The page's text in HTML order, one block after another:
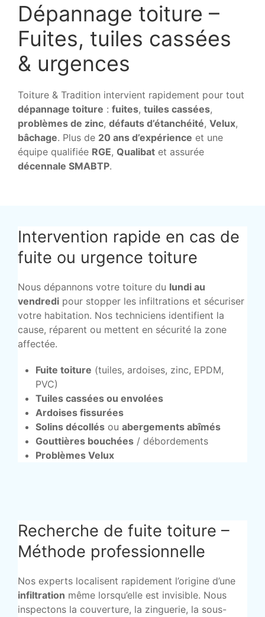
Dépannage toiture –
Fuites, tuiles cassées
& urgences
Toiture & Tradition intervient rapidement pour tout
dépannage toiture : fuites, tuiles cassées,
problèmes de zinc, défauts d’étanchéité, Velux,
bâchage. Plus de 20 ans d’expérience et une
équipe qualifiée RGE, Qualibat et assurée
décennale SMABTP.
Intervention rapide en cas de
fuite ou urgence toiture
Nous dépannons votre toiture du lundi au
vendredi pour stopper les infiltrations et sécuriser
votre habitation. Nos techniciens identifient la
cause, réparent ou mettent en sécurité la zone
affectée.
Fuite toiture (tuiles, ardoises, zinc, EPDM,
PVC)
Tuiles cassées ou envolées
Ardoises fissurées
Solins décollés ou abergements abîmés
Gouttières bouchées / débordements
Problèmes Velux
Recherche de fuite toiture –
Méthode professionnelle
Nos experts localisent rapidement l’origine d’une
infiltration même lorsqu’elle est invisible. Nous
inspectons la couverture, la zinguerie, la sous-